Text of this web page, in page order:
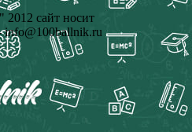
сайт носит